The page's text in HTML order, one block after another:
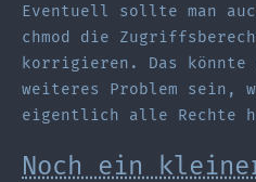
Eventuell sollte man
chmod die
korrigieren. Das könnte
weiteres Problem sein,
eigentlich alle Rechte
Noch ein